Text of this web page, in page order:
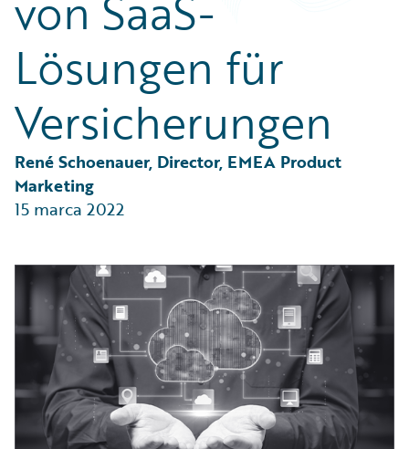
Partner Perspective
Technology
Lösungen für
Versicherungen
René Schoenauer, Director, EMEA Product
Marketing
15 marca 2022